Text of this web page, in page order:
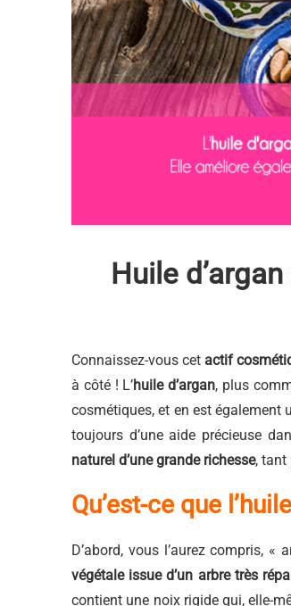
Huile
Connaissez-vous cet actif
à côté ! L’huile d’argan, plus
cosmétiques, et en est également
toujours d’une aide précieuse
naturel d’une grande richesse, tant
Qu’est-ce que
D’abord, vous l’aurez compris, «
végétale issue d’un arbre très
contient une noix rigide qui, elle-